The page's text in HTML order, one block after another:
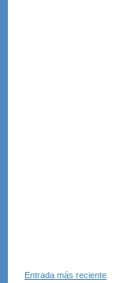
Entrada más reciente